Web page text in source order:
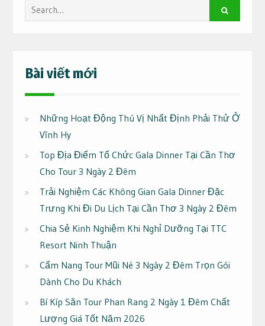
Search
for:
Bài viết mới
Những Hoạt Động Thú Vị Nhất Định Phải Thử Ở
Vĩnh Hy
Top Địa Điểm Tổ Chức Gala Dinner Tại Cần Thơ
Cho Tour 3 Ngày 2 Đêm
Trải Nghiệm Các Không Gian Gala Dinner Đặc
Trưng Khi Đi Du Lịch Tại Cần Thơ 3 Ngày 2 Đêm
Chia Sẻ Kinh Nghiệm Khi Nghỉ Dưỡng Tại TTC
Resort Ninh Thuận
Cẩm Nang Tour Mũi Né 3 Ngày 2 Đêm Trọn Gói
Dành Cho Du Khách
Bí Kíp Săn Tour Phan Rang 2 Ngày 1 Đêm Chất
Lượng Giá Tốt Năm 2026